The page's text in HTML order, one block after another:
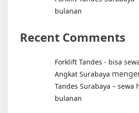
bulanan
Recent Comments
Forklift Tandes - bisa
Angkat Surabaya
Tandes Surabaya – sewa
bulanan